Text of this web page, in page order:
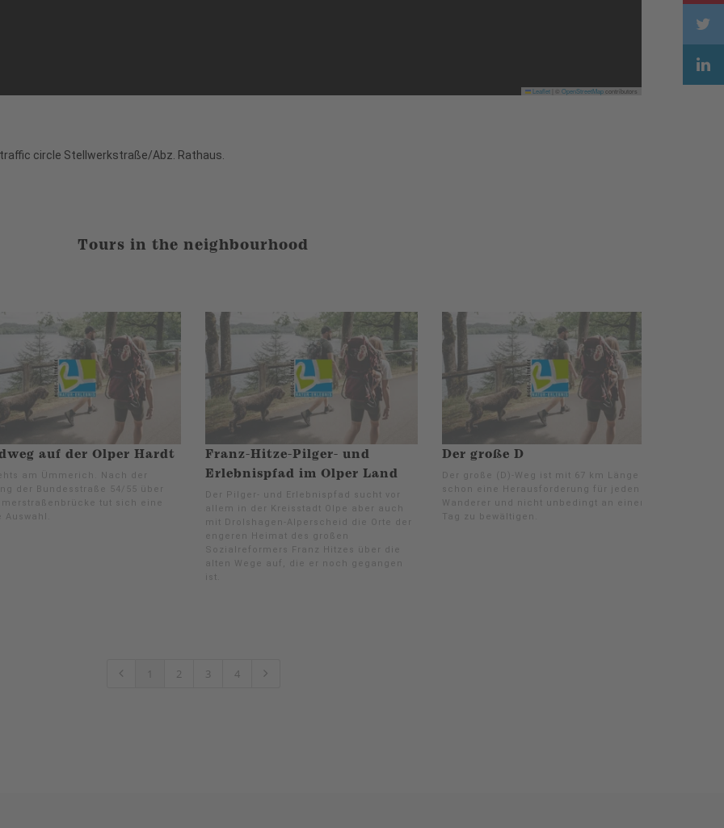
Leaflet OpenStreetMapcontributors
circle Stellwerkstraße/Abz. Rathaus.
Tours in the neighbourhood
auf der Olper Hardt
am Ümmerich. Nach der
der Bundesstraße 54/55 über
tut sich eine
Franz-Hitze-Pilger- und
Erlebnispfad im Olper Land
Der Pilger- und Erlebnispfad sucht vor
allem in der Kreisstadt Olpe aber auch
mit Drolshagen-Alperscheid die Orte der
engeren Heimat des großen
Sozialreformers Franz Hitzes über die
alten Wege auf, die er noch gegangen
ist.
Der große D
Der große (D)-Weg ist mit 67 km Länge
schon eine Herausforderung für jeden
Wanderer und nicht unbedingt an einem
Tag zu bewältigen.
1 2 3 4